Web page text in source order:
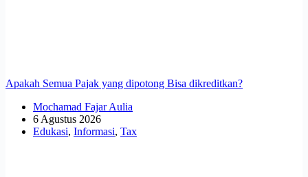
Apakah Semua Pajak yang dipotong Bisa dikreditkan?
Mochamad Fajar Aulia
6 Agustus 2026
Edukasi, Informasi, Tax